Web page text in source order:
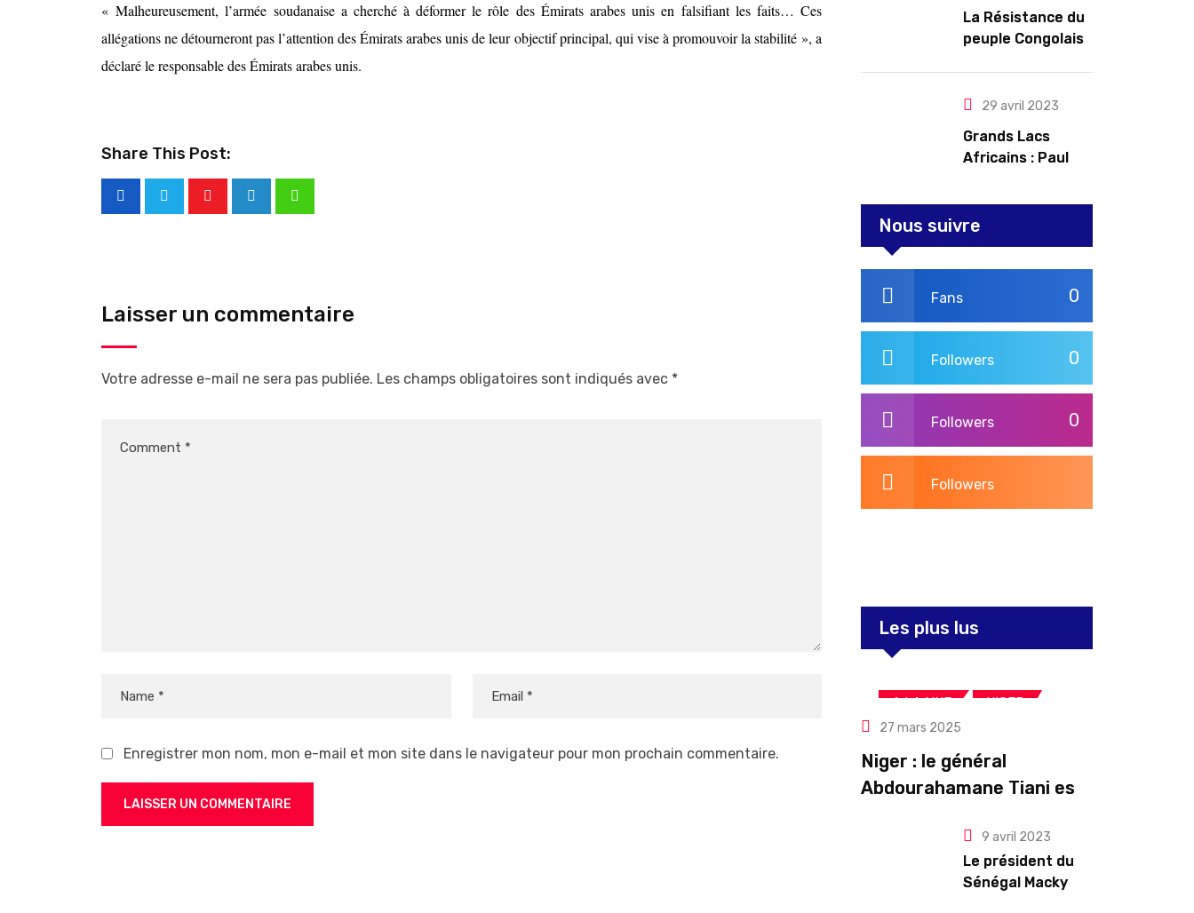
« Malheureusement, l’armée soudanaise a cherché à déformer le rôle des Émirats arabes unis en falsifiant les faits… Ces
allégations ne détourneront pas l’attention des Émirats arabes unis de leur objectif principal, qui vise à promouvoir la stabilité », a
déclaré le responsable des Émirats arabes unis.
Share This Post:
Laisser un commentaire
Votre adresse e-mail ne sera pas publiée. Les champs obligatoires sont indiqués avec *
Enregistrer mon nom, mon e-mail et mon site dans le navigateur pour mon prochain commentaire.
La Résistance du
peuple Congolais
par le Rwanda
29 avril 2023
Grands Lacs
Africains : Paul
redorer le blason
Nous suivre
0
Fans
0
Followers
0
Followers
Followers
Les plus lus
A LA UNE NIGER
Politique
27 mars 2025
Niger : le général
Abdourahamane Tiani est
président pour cinq ans
renouvelables
9 avril 2023
Le président du
Sénégal Macky